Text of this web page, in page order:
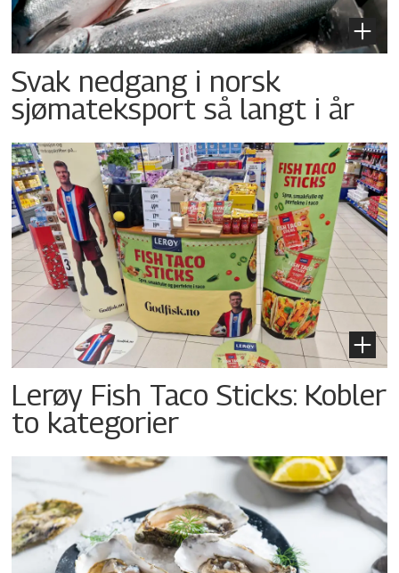
Svak nedgang i norsk
sjømateksport så langt i år
Lerøy Fish Taco Sticks: Kobler
to kategorier